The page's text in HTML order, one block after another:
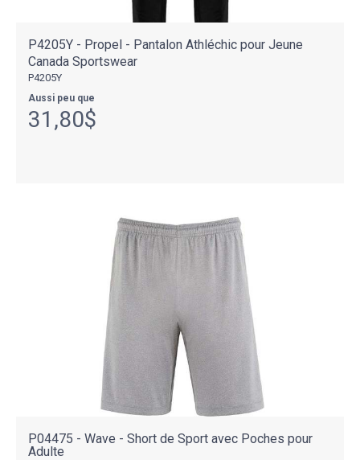
P4205Y - Propel - Pantalon Athléchic pour Jeune
Canada Sportswear
P4205Y
Aussi peu que
31,80$
P04475 - Wave - Short de Sport avec Poches pour
Adulte